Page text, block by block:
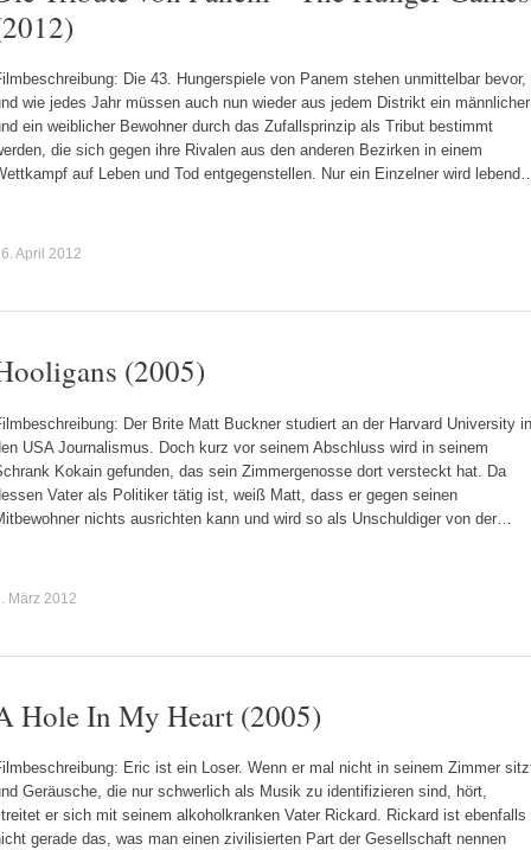
Die 43. Hungerspiele von Panem stehen unmittelbar bevor,
wie jedes Jahr müssen auch nun wieder aus jedem Distrikt ein männlicher
ein weiblicher Bewohner durch das Zufallsprinzip als Tribut bestimmt
die sich gegen ihre Rivalen aus den anderen Bezirken in einem
auf Leben und Tod entgegenstellen. Nur ein Einzelner wird
April 2012
(2005)
Der Brite Matt Buckner studiert an der Harvard University in
USA Journalismus. Doch kurz vor seinem Abschluss wird in seinem
Kokain gefunden, das sein Zimmergenosse dort versteckt hat. Da
Vater als Politiker tätig ist, weiß Matt, dass er gegen seinen
nichts ausrichten kann und wird so als Unschuldiger von der…
März 2012
Hole In My Heart (2005)
Eric ist ein Loser. Wenn er mal nicht in seinem Zimmer
Geräusche, die nur schwerlich als Musik zu identifizieren sind, hört,
er sich mit seinem alkoholkranken Vater Rickard. Rickard ist ebenfalls
gerade das, was man einen zivilisierten Part der Gesellschaft nennen